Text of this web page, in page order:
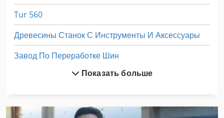
Tur 560
Древесины Станок С Инструменты И Аксессуары
Завод По Переработке Шин
Как Связаться С Шлифовальный Станок
Показать больше